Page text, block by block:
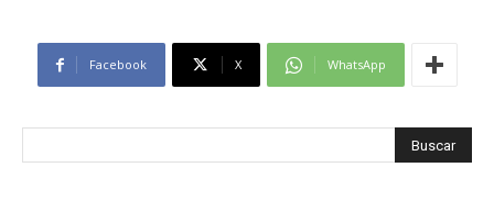
Facebook X WhatsApp